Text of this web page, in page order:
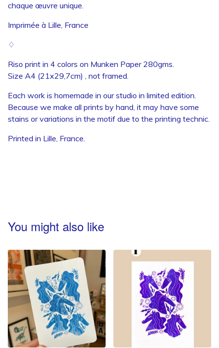
chaque œuvre unique.
Imprimée à Lille, France
♢
Riso print in 4 colors on Munken Paper 280gms.
Size A4 (21x29,7cm) , not framed.
Each work is homemade in our studio in limited edition.
Because we make all prints by hand, it may have some
stains or variations in the motif due to the printing technic.
Printed in Lille, France.
You might also like